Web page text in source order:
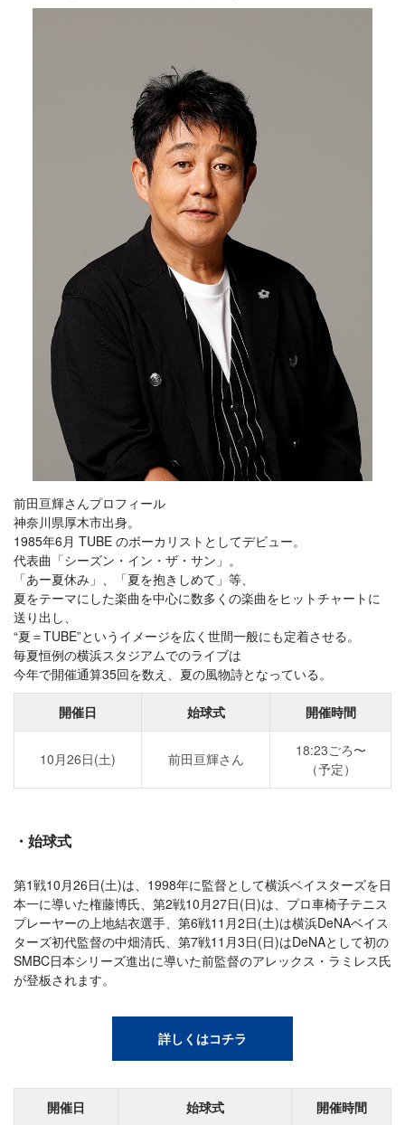
前田亘輝さんプロフィール
神奈川県厚木市出身。
1985年6月 TUBE のボーカリストとしてデビュー。
代表曲「シーズン・イン・ザ・サン」。
「あー夏休み」、「夏を抱きしめて」等、
夏をテーマにした楽曲を中心に数多くの楽曲をヒットチャートに
送り出し、
“夏＝TUBE”というイメージを広く世間一般にも定着させる。
毎夏恒例の横浜スタジアムでのライブは
今年で開催通算35回を数え、夏の風物詩となっている。
開催日 始球式 開催時間
10月26日(土) 前田亘輝さん
18:23ごろ〜
（予定）
・始球式
第1戦10月26日(土)は、1998年に監督として横浜ベイスターズを日
本一に導いた権藤博氏、第2戦10月27日(日)は、プロ車椅子テニス
プレーヤーの上地結衣選手、第6戦11月2日(土)は横浜DeNAベイス
ターズ初代監督の中畑清氏、第7戦11月3日(日)はDeNAとして初の
SMBC日本シリーズ進出に導いた前監督のアレックス・ラミレス氏
が登板されます。
詳しくはコチラ
開催日 始球式 開催時間